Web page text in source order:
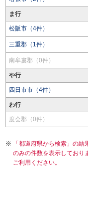
ま行
松阪市（4件）
三重郡（1件）
南牟婁郡（0件）
や行
四日市市（4件）
わ行
度会郡（0件）
「都道府県から検索」の
のみの件数を表示しており
ご利用ください。